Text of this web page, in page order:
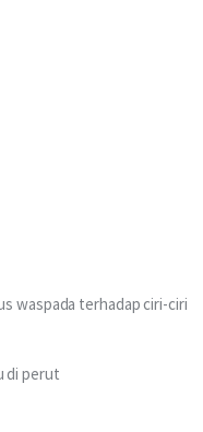
waspada terhadap ciri-ciri
di perut